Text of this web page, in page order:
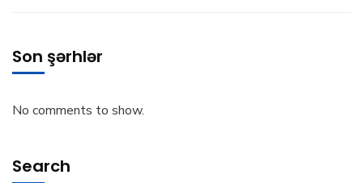
Son şərhlər
No comments to show.
Search